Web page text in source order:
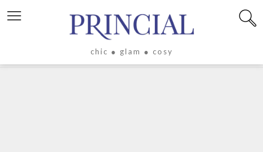
≡
chic ● glam ● cosy